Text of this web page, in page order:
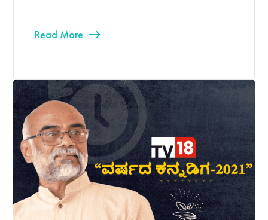
Read More